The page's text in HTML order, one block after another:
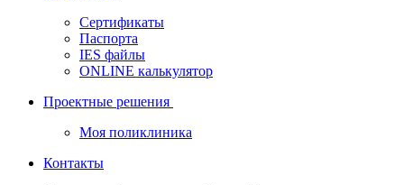
Сертификаты
Паспорта
IES файлы
ONLINE калькулятор
Проектные решения
Моя поликлиника
Контакты